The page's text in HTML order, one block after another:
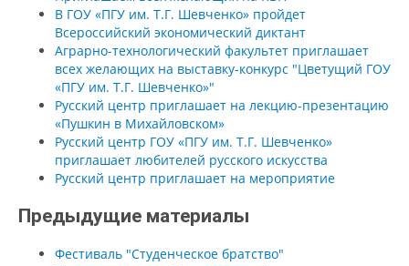
В ГОУ «ПГУ им. Т.Г. Шевченко» пройдет
Всероссийский экономический диктант
Аграрно-технологический факультет приглашает
всех желающих на выставку-конкурс "Цветущий ГОУ
«ПГУ им. Т.Г. Шевченко»"
Русский центр приглашает на лекцию-презентацию
«Пушкин в Михайловском»
Русский центр ГОУ «ПГУ им. Т.Г. Шевченко»
приглашает любителей русского искусства
Русский центр приглашает на мероприятие
Предыдущие материалы
Фестиваль "Студенческое братство"